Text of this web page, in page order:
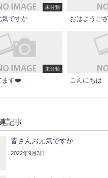
未分類
気ですか おはようご
未分類
ます❤️ こんにちは
記事
皆さんお元気ですか
2022年9月3日